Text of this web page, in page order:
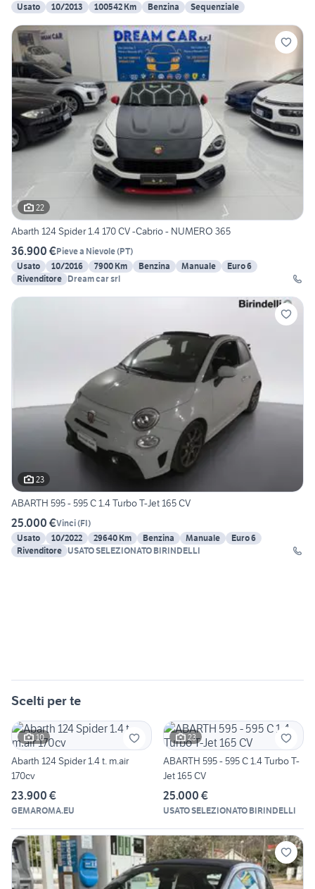
Usato
10/2013 100542 Km Benzina Sequenziale
22
Abarth 124 Spider 1.4 170 CV -Cabrio - NUMERO 365
36.900 €Pieve a Nievole(PT)
Usato
10/2016 7900 Km Benzina Manuale
Euro 6
Rivenditore Dream car srl
23
ABARTH 595 - 595 C 1.4 Turbo T-Jet 165 CV
25.000 €Vinci(FI)
Usato
10/2022 29640 Km Benzina Manuale
Euro 6
Rivenditore USATO SELEZIONATO BIRINDELLI
Scelti per te
10
Abarth 124 Spider 1.4 t. m.air
170cv
23.900 €
GEMAROMA.EU
23
ABARTH 595 - 595 C 1.4 Turbo T-
Jet 165 CV
25.000 €
USATO SELEZIONATO BIRINDELLI